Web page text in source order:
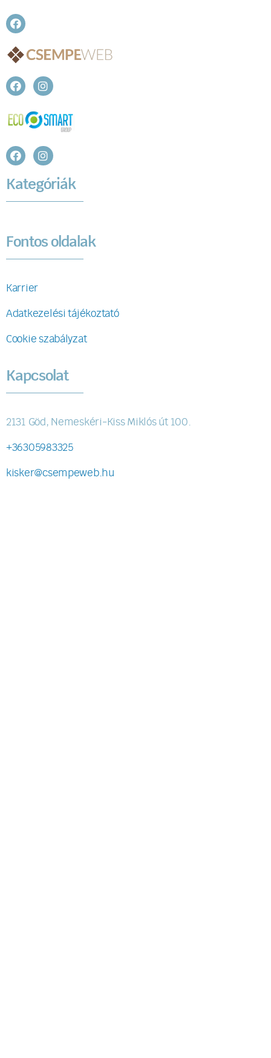
Kategóriák
Fontos oldalak
Karrier
Adatkezelési tájékoztató
Cookie szabályzat
Kapcsolat
2131 Göd, Nemeskéri-Kiss Miklós út 100.
+36305983325
kisker@csempeweb.hu